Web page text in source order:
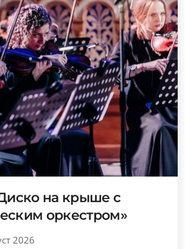
на крыше с
оркестром»
2026